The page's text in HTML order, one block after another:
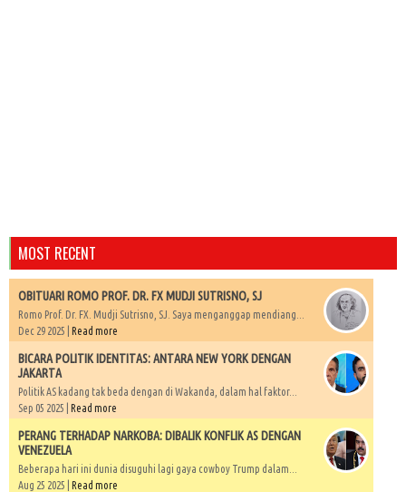
MOST RECENT
OBITUARI ROMO PROF. DR. FX MUDJI SUTRISNO, SJ
Romo Prof. Dr. FX. Mudji Sutrisno, SJ. Saya menganggap mendiang...
Dec 29 2025 | Read more
BICARA POLITIK IDENTITAS: ANTARA NEW YORK DENGAN
JAKARTA
Politik AS kadang tak beda dengan di Wakanda, dalam hal faktor...
Sep 05 2025 | Read more
PERANG TERHADAP NARKOBA: DIBALIK KONFLIK AS DENGAN
VENEZUELA
Beberapa hari ini dunia disuguhi lagi gaya cowboy Trump dalam...
Aug 25 2025 | Read more